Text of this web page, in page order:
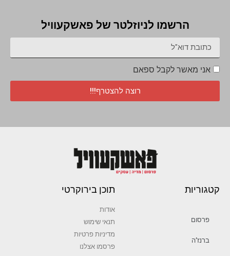
הרשמו לניוזלטר של פאשקעוויל
אני מאשר לקבל ספאם
רוצה להצטרף!!!
קטגוריות
פרסום
ברנז’ה
תוכן בירוקרטי
אודות
תנאי שימוש
מדיניות פרטיות
פרסמו אצלנו